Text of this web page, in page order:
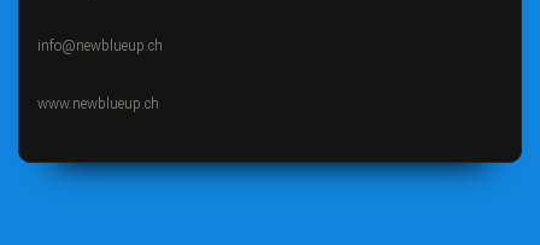
info@newblueup.ch
www.newblueup.ch